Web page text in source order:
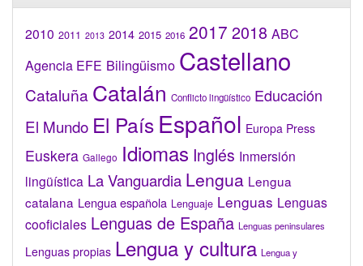
2010 2011 2013 2014 2015 2016 2017 2018 ABC
Agencia EFE Bilingüismo Castellano
Cataluña Catalán Conflicto lingüístico Educación
El Mundo El País Español Europa Press
Euskera Gallego Idiomas Inglés Inmersión
lingüística La Vanguardia Lengua Lengua
catalana Lengua española Lenguaje Lenguas Lenguas
cooficiales Lenguas de España Lenguas peninsulares
Lenguas propias Lengua y cultura Lengua y